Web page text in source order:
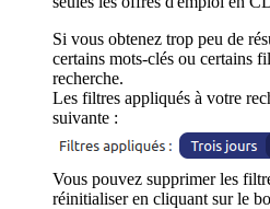
Si vous obtenez trop peu de
certains mots-clés ou certains
recherche.
Les filtres appliqués à votre
suivante :
Vous pouvez supprimer les
réinitialiser en cliquant sur le